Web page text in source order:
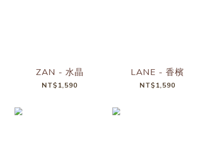
ZAN - 水晶
NT$1,590
LANE - 香檳
NT$1,590